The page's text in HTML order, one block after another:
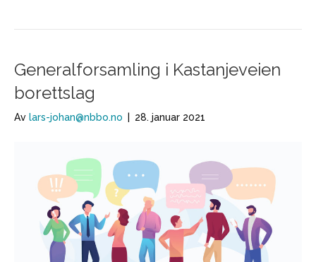
Generalforsamling i Kastanjeveien
borettslag
Av lars-johan@nbbo.no 28. januar 2021